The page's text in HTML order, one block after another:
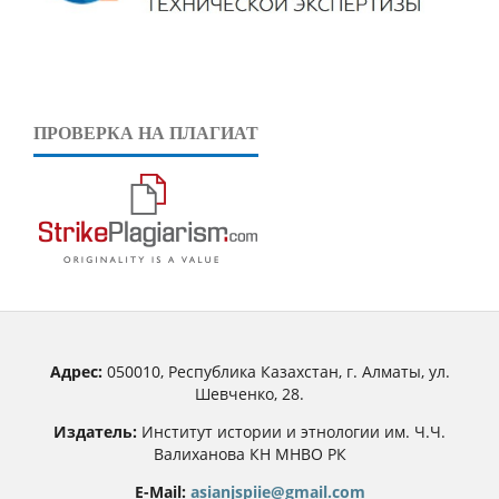
ПРОВЕРКА НА ПЛАГИАТ
Адрес:050010, Республика Казахстан, г. Алматы, ул.
Шевченко, 28.
Издатель: Институт истории и этнологии им. Ч.Ч.
Валиханова КН МНВО РК
E-Mail: asianjspiie@gmail.com